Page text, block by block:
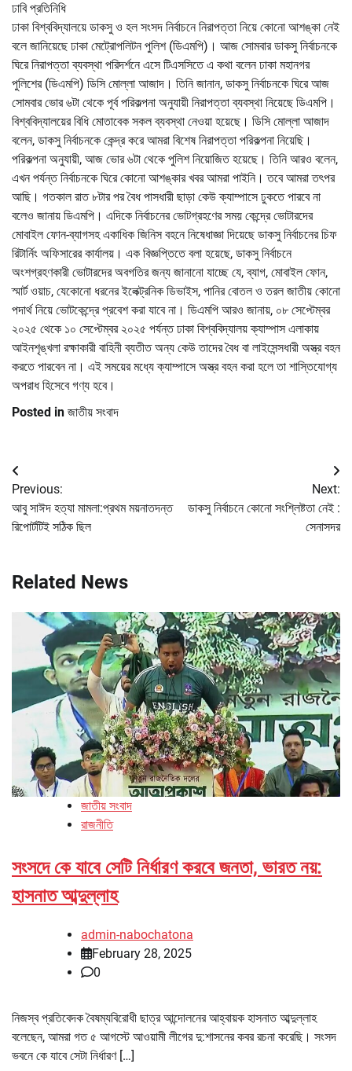
ঢাবি প্রতিনিধি
ঢাকা বিশ্ববিদ্যালয়ে ডাকসু ও হল সংসদ নির্বাচনে নিরাপত্তা নিয়ে কোনো আশঙ্কা নেই
বলে জানিয়েছে ঢাকা মেট্রোপলিটন পুলিশ (ডিএমপি)। আজ সোমবার ডাকসু নির্বাচনকে
ঘিরে নিরাপত্তা ব্যবস্থা পরিদর্শনে এসে টিএসসিতে এ কথা বলেন ঢাকা মহানগর
পুলিশের (ডিএমপি) ডিসি মোল্লা আজাদ। তিনি জানান, ডাকসু নির্বাচনকে ঘিরে আজ
সোমবার ভোর ৬টা থেকে পূর্ব পরিকল্পনা অনুযায়ী নিরাপত্তা ব্যবস্থা নিয়েছে ডিএমপি।
বিশ্ববিদ্যালয়ের বিধি মোতাবেক সকল ব্যবস্থা নেওয়া হয়েছে। ডিসি মোল্লা আজাদ
বলেন, ডাকসু নির্বাচনকে কেন্দ্র করে আমরা বিশেষ নিরাপত্তা পরিকল্পনা নিয়েছি।
পরিকল্পনা অনুযায়ী, আজ ভোর ৬টা থেকে পুলিশ নিয়োজিত হয়েছে। তিনি আরও বলেন,
এখন পর্যন্ত নির্বাচনকে ঘিরে কোনো আশঙ্কার খবর আমরা পাইনি। তবে আমরা তৎপর
আছি। গতকাল রাত ৮টার পর বৈধ পাসধারী ছাড়া কেউ ক্যাম্পাসে ঢুকতে পারবে না
বলেও জানায় ডিএমপি। এদিকে নির্বাচনের ভোটগ্রহণের সময় কেন্দ্রে ভোটারদের
মোবাইল ফোন-ব্যাগসহ একাধিক জিনিস বহনে নিষেধাজ্ঞা দিয়েছে ডাকসু নির্বাচনের চিফ
রিটার্নিং অফিসারের কার্যালয়। এক বিজ্ঞপ্তিতে বলা হয়েছে, ডাকসু নির্বাচনে
অংশগ্রহণকারী ভোটারদের অবগতির জন্য জানানো যাচ্ছে যে, ব্যাগ, মোবাইল ফোন,
স্মার্ট ওয়াচ, যেকোনো ধরনের ইলেক্ট্রনিক ডিভাইস, পানির বোতল ও তরল জাতীয় কোনো
পদার্থ নিয়ে ভোটকেন্দ্রে প্রবেশ করা যাবে না। ডিএমপি আরও জানায়, ০৮ সেপ্টেম্বর
২০২৫ থেকে ১০ সেপ্টেম্বর ২০২৫ পর্যন্ত ঢাকা বিশ্ববিদ্যালয় ক্যাম্পাস এলাকায়
আইনশৃঙ্খলা রক্ষাকারী বাহিনী ব্যতীত অন্য কেউ তাদের বৈধ বা লাইসেন্সধারী অস্ত্র বহন
করতে পারবেন না। এই সময়ের মধ্যে ক্যাম্পাসে অস্ত্র বহন করা হলে তা শাস্তিযোগ্য
অপরাধ হিসেবে গণ্য হবে।
Posted in জাতীয় সংবাদ
Post
navigation
Previous:
আবু সাঈদ হত্যা মামলা:প্রথম ময়নাতদন্ত
রিপোর্টটিই সঠিক ছিল
Next:
ডাকসু নির্বাচনে কোনো সংশ্লিষ্টতা নেই :
সেনাসদর
Related News
জাতীয় সংবাদ
রাজনীতি
সংসদে কে যাবে সেটি নির্ধারণ করবে জনতা, ভারত নয়:
হাসনাত আব্দুল্লাহ
admin-nabochatona
February 28, 2025
0
নিজস্ব প্রতিবেদক বৈষম্যবিরোধী ছাত্র আন্দোলনের আহ্বায়ক হাসনাত আব্দুল্লাহ
বলেছেন, আমরা গত ৫ আগস্টে আওয়ামী লীগের দু:শাসনের কবর রচনা করেছি। সংসদ
ভবনে কে যাবে সেটা নির্ধারণ […]